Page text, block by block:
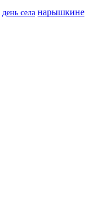
день села нарышкине